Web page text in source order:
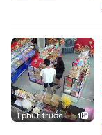
1 phút trước 1